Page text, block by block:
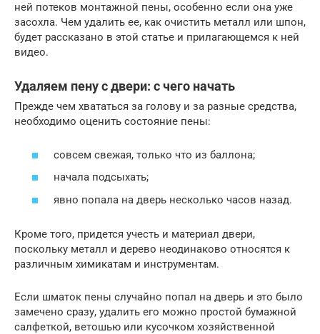
ней потеков монтажной пены, особенно если она уже
засохла. Чем удалить ее, как очистить металл или шпон,
будет рассказано в этой статье и прилагающемся к ней
видео.
Удаляем пену с двери: с чего начать
Прежде чем хвататься за голову и за разные средства,
необходимо оценить состояние пены:
совсем свежая, только что из баллона;
начала подсыхать;
явно попала на дверь несколько часов назад.
Кроме того, придется учесть и материал двери,
поскольку металл и дерево неодинаково относятся к
различным химикатам и инструментам.
Если шматок пены случайно попал на дверь и это было
замечено сразу, удалить его можно простой бумажной
салфеткой, ветошью или кусочком хозяйственной